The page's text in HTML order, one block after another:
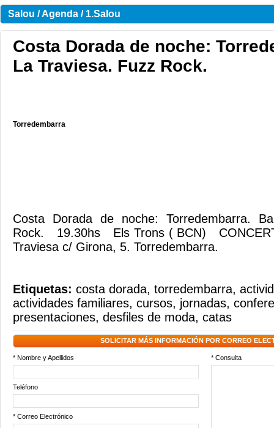
Salou / Agenda / 1.Salou
Costa Dorada de noche:
La Traviesa. Fuzz Rock.
Torredembarra
Costa Dorada de noche: Torredembarra.
Rock. 19.30hs Els Trons ( BCN)
Traviesa c/ Girona, 5. Torredembarra.
Etiquetas: costa dorada, torredembarra,
actividades familiares, cursos, jornadas,
presentaciones, desfiles de moda, catas
SOLICITAR MÁS INFORMACIÓN POR CORREO
* Nombre y Apellidos * Consulta
Teléfono
* Correo Electrónico